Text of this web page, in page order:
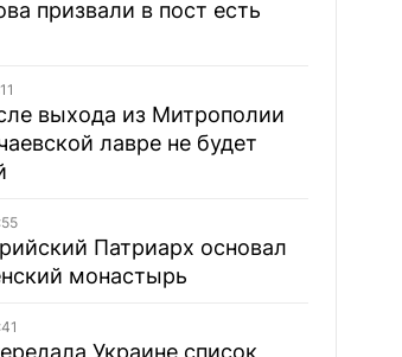
призвали в пост есть
выхода из Митрополии
лавре не будет
Патриарх основал
монастырь
Украине список